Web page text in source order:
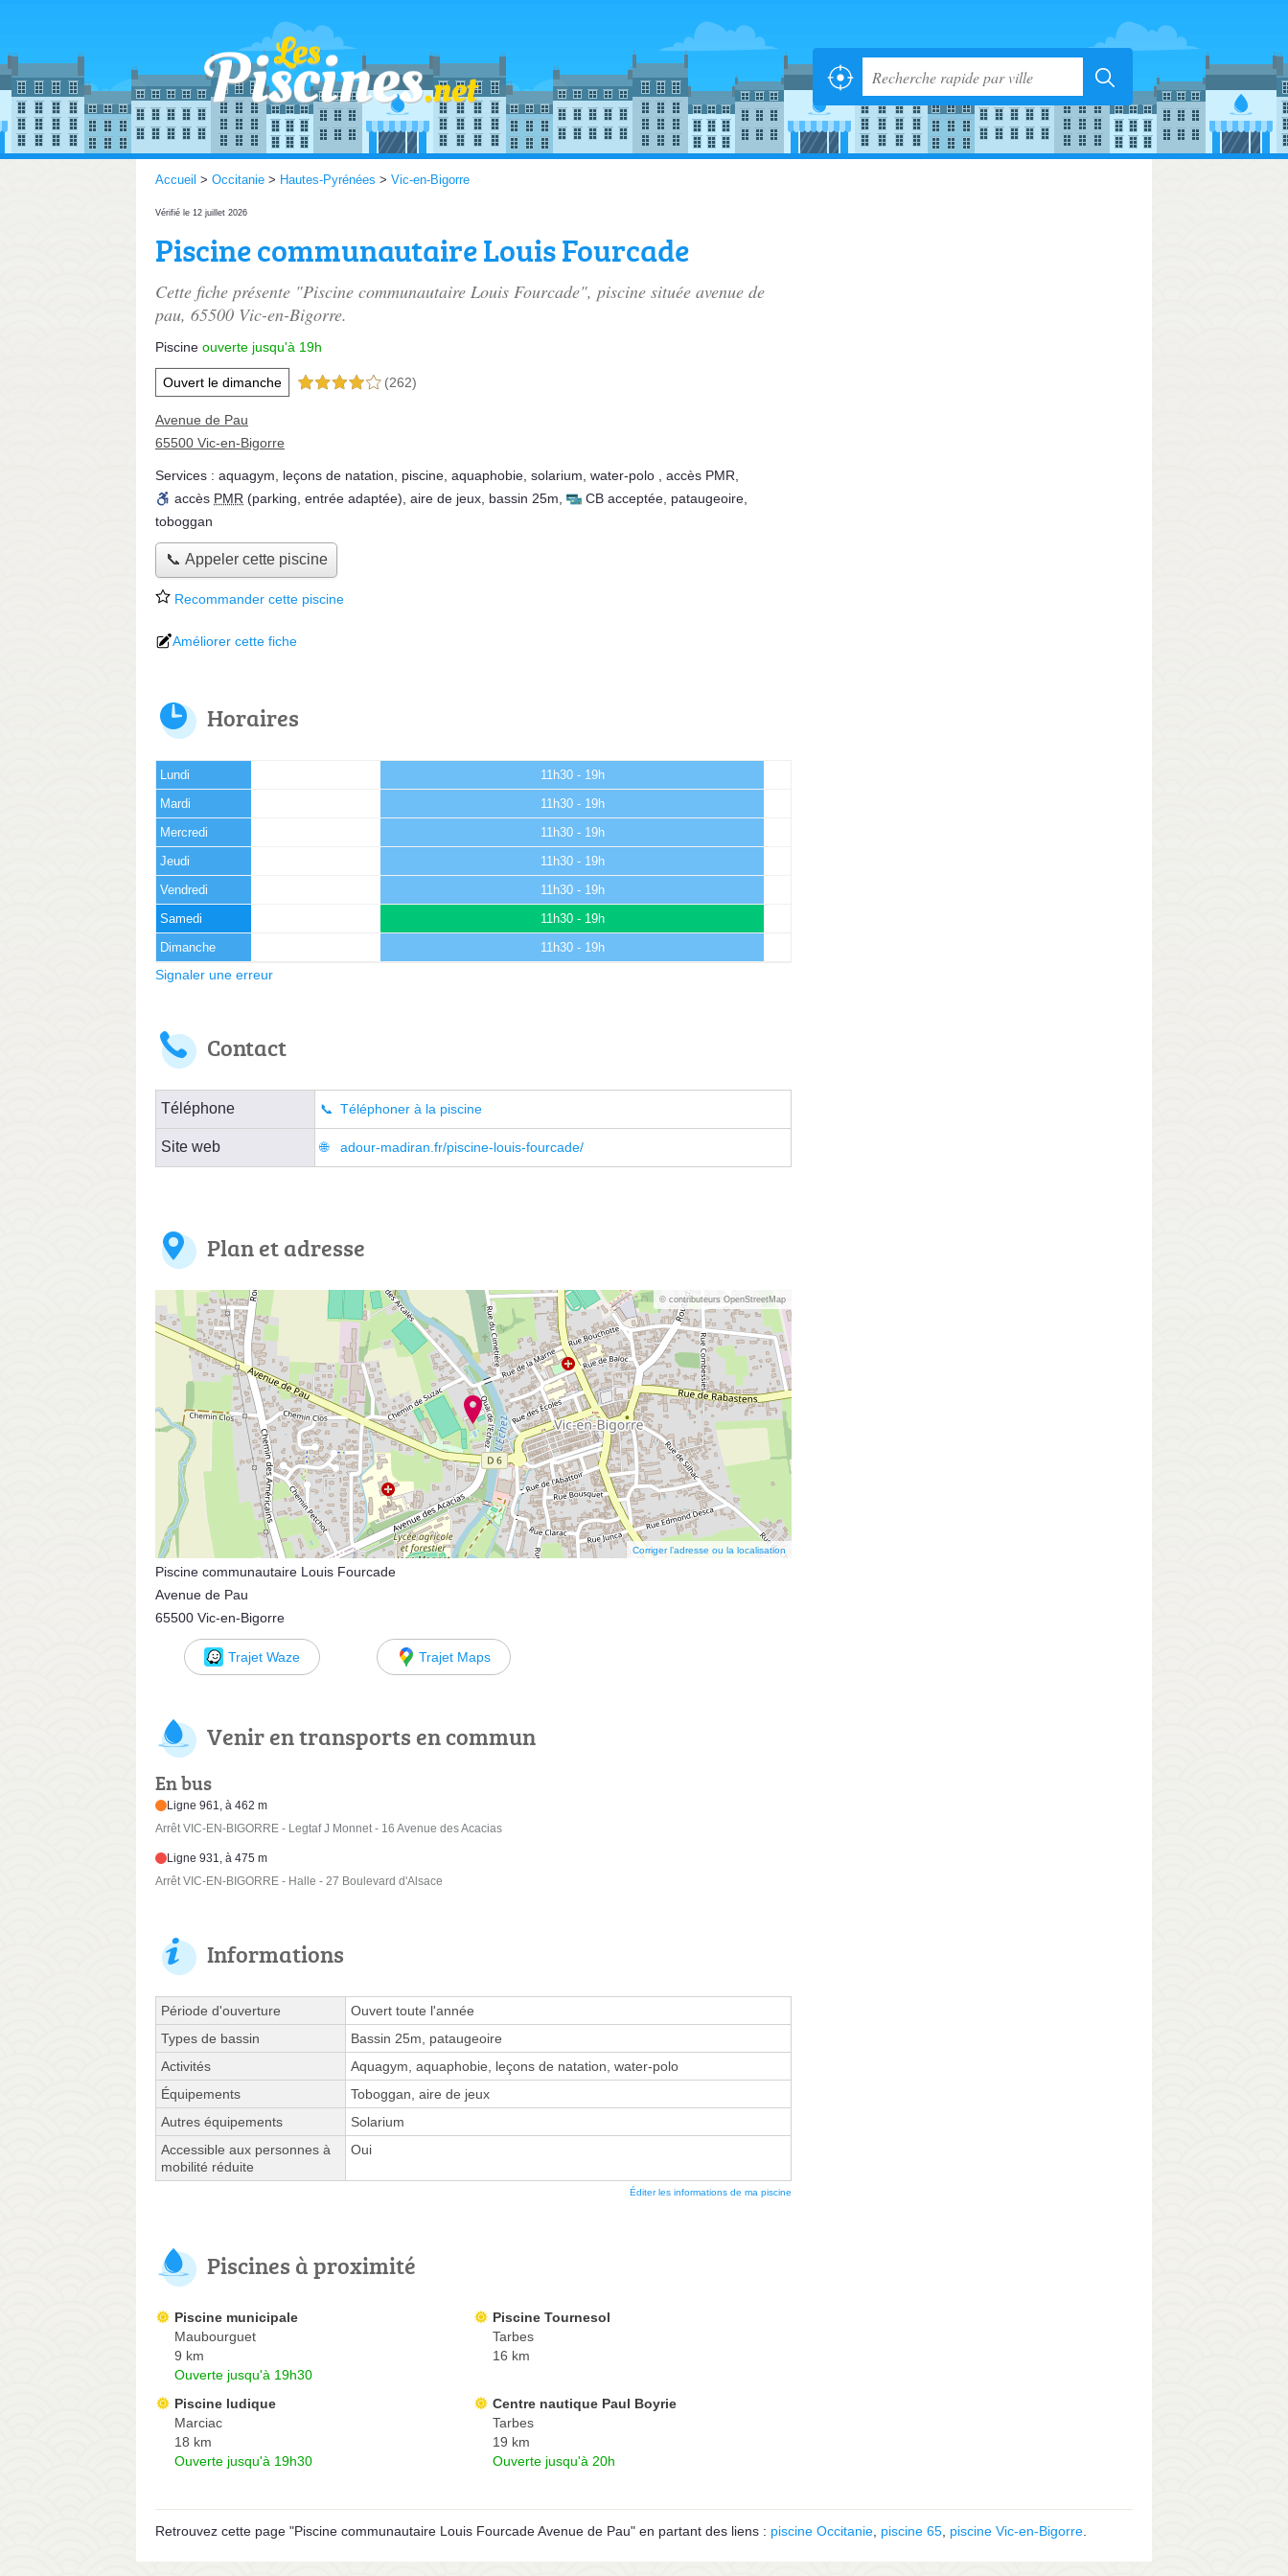
Accueil > Occitanie > Hautes-Pyrénées > Vic-en-Bigorre
Vérifié le 12 juillet 2026
Piscine communautaire Louis Fourcade
Cette fiche présente "Piscine communautaire Louis Fourcade", piscine située avenue de
pau, 65500 Vic-en-Bigorre.
Piscine ouverte jusqu'à 19h
Ouvert le dimanche 4,0 étoiles sur 5 (262)
Avenue de Pau
65500 Vic-en-Bigorre
Services : aquagym leçons de natation piscine aquaphobie solarium water-polo accès PMR
accès PMR (parking, entrée adaptée) aire de jeux bassin 25m CB acceptée pataugeoire
toboggan
📞 Appeler cette piscine
Recommander cette piscine
Améliorer cette fiche
Horaires
Lundi 11h30 - 19h
Mardi 11h30 - 19h
Mercredi 11h30 - 19h
Jeudi 11h30 - 19h
Vendredi 11h30 - 19h
Samedi 11h30 - 19h
Dimanche 11h30 - 19h
Signaler une erreur
Contact
Téléphone Téléphoner à la piscine
Site web adour-madiran.fr/piscine-louis-fourcade/
Plan et adresse
© contributeurs OpenStreetMap
Corriger l’adresse ou la localisation
Piscine communautaire Louis Fourcade
Avenue de Pau
65500 Vic-en-Bigorre
Trajet Waze Trajet Maps
Venir en transports en commun
En bus
Ligne 961, à 462 m
Arrêt VIC-EN-BIGORRE - Legtaf J Monnet - 16 Avenue des Acacias
Ligne 931, à 475 m
Arrêt VIC-EN-BIGORRE - Halle - 27 Boulevard d'Alsace
Informations
Période d'ouverture
Ouvert toute l'année
Types de bassin
Bassin 25m, pataugeoire
Activités
Aquagym, aquaphobie, leçons de natation, water-polo
Équipements
Toboggan, aire de jeux
Autres équipements
Solarium
Accessible aux personnes à
mobilité réduite
Oui
Éditer les informations de ma piscine
Piscines à proximité
Piscine municipale
Maubourguet
9 km
Ouverte jusqu'à 19h30
Piscine Tournesol
Tarbes
16 km
Piscine ludique
Marciac
18 km
Ouverte jusqu'à 19h30
Centre nautique Paul Boyrie
Tarbes
19 km
Ouverte jusqu'à 20h
Retrouvez cette page "Piscine communautaire Louis Fourcade Avenue de Pau" en partant des liens : piscine Occitanie piscine 65 piscine Vic-en-Bigorre